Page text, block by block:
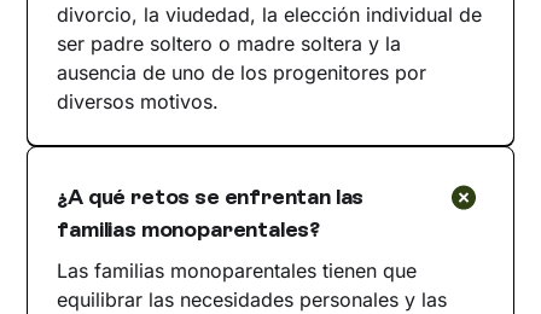
divorcio, la viudedad, la elección individual de
ser padre soltero o madre soltera y la
ausencia de uno de los progenitores por
diversos motivos.
¿A qué retos se enfrentan las
familias monoparentales?
Las familias monoparentales tienen que
equilibrar las necesidades personales y las